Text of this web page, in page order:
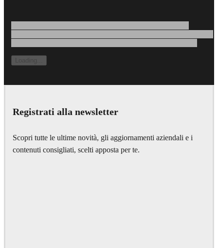
Registrati alla newsletter
Scopri tutte le ultime novità, gli aggiornamenti aziendali e i
contenuti consigliati, scelti apposta per te.